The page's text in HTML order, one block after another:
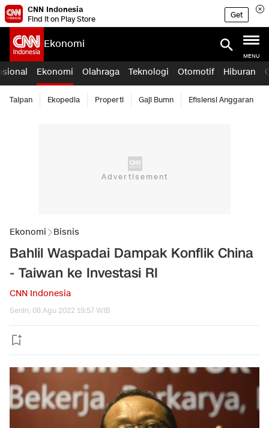
CNN Indonesia
Find it on Play Store
Get
Ekonomi
MENU
Ekonomi Olahraga Teknologi Otomotif Hiburan
Taipan Ekopedia Properti Gaji Bumn Efisiensi Anggaran
Ekonomi Bisnis
Bahlil Waspadai Dampak Konflik China
- Taiwan ke Investasi RI
CNN Indonesia
Senin, 08 Agu 2022 19:57 WIB